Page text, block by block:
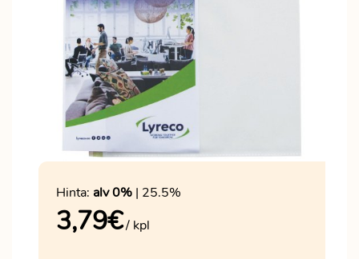
Hinta: alv 0% | 25.5%
3,79€/ kpl